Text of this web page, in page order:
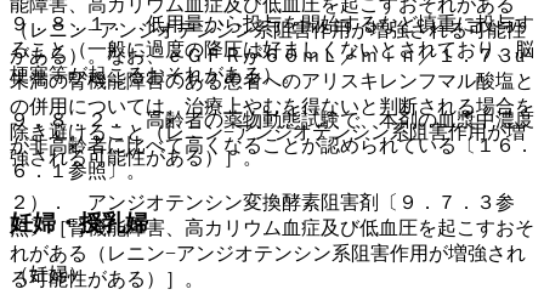
９．８．１． 低用量から投与を開始するなど慎重に投与す
ること（一般に過度の降圧は好ましくないとされており、脳
梗塞等が起こるおそれがある）。
９．８．２． 高齢者の薬物動態試験で、本剤の血漿中濃度
が非高齢者に比べて高くなることが認められている〔１６．
６．１参照〕。
妊婦・授乳婦
（妊婦）
（レニン−アンジオテンシン系阻害作用が増強される可能性
がある）。なお、ｅＧＦＲが６０ｍＬ／ｍｉｎ／１．７３u
未満の腎機能障害のある患者へのアリスキレンフマル酸塩と
の併用については、治療上やむを得ないと判断される場合を
除き避けること（レニン−アンジオテンシン系阻害作用が増
強される可能性がある）］。
２）． アンジオテンシン変換酵素阻害剤〔９．７．３参
照〕［腎機能障害、高カリウム血症及び低血圧を起こすおそ
れがある（レニン−アンジオテンシン系阻害作用が増強され
る可能性がある）］。